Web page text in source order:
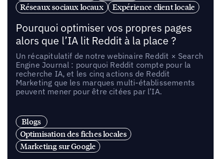
Réseaux sociaux locaux
Expérience client locale
Pourquoi optimiser vos propres pages
alors que l’IA lit Reddit à la place ?
Un récapitulatif de notre webinaire Reddit × Search
Engine Journal : pourquoi Reddit compte pour la
recherche IA, et les cinq actions de Reddit
Marketing que les marques multi-établissements
peuvent mener pour être citées par l’IA.
Blogs
Optimisation des fiches locales
Marketing sur Google